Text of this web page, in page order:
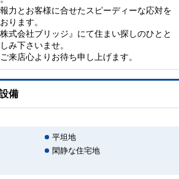
力とお客様に合せたスピーディーな応対を
ります。
式会社ブリッジ』にて住まい探しのひとと
み下さいませ。
来店心よりお待ち申し上げます。
備
平坦地
閑静な住宅地